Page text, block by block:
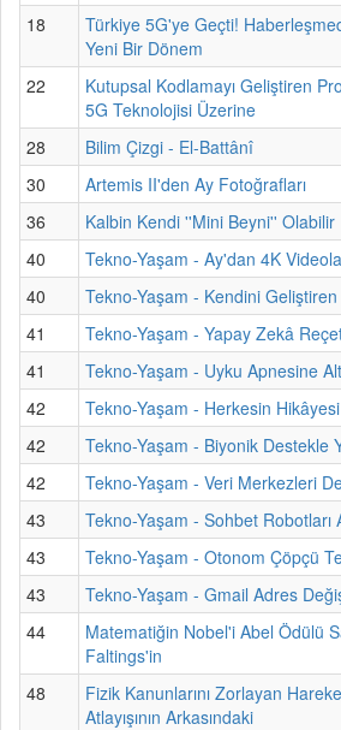
18
Türkiye 5G'ye Geçti!
Yeni Bir Dönem
22
Kutupsal Kodlamayı Geliştiren
5G Teknolojisi Üzerine
28
Bilim Çizgi - El-Battânî
30
Artemis II'den Ay Fotoğrafları
36
Kalbin Kendi ''Mini Beyni'' Olabilir
40
Tekno-Yaşam - Ay'dan 4K
40
Tekno-Yaşam - Kendini
41
Tekno-Yaşam - Yapay Zekâ
41
Tekno-Yaşam - Uyku Apnesine
42
Tekno-Yaşam - Herkesin Hikâyesi
42
Tekno-Yaşam - Biyonik Destekle
42
Tekno-Yaşam - Veri Merkezleri
43
Tekno-Yaşam - Sohbet Robotları
43
Tekno-Yaşam - Otonom Çöpçü
43
Tekno-Yaşam - Gmail Adres
44
Matematiğin Nobel'i Abel Ödülü
Faltings'in
48
Fizik Kanunlarını Zorlayan
Atlayışının Arkasındaki